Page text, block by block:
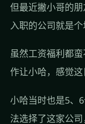
但最近撇小哥的
入职的公司就是个
虽然工资福利都
作让小哈，感觉这
小哈当时也是5、
法选择了这家公